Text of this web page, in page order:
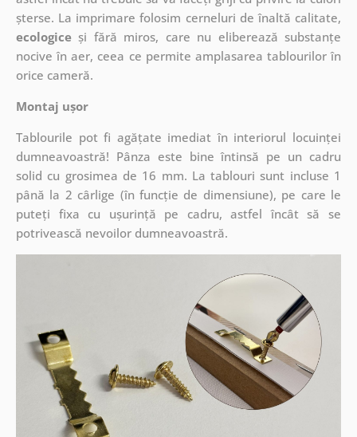
șterse. La imprimare folosim cerneluri de înaltă calitate,
ecologiceși fără miros, care nu eliberează substanțe
nocive în aer, ceea ce permite amplasarea tablourilor în
orice cameră.
Montaj ușor
Tablourile pot fi agățate imediat în interiorul locuinței
dumneavoastră! Pânza este bine întinsă pe un cadru
solid cu grosimea de 16 mm. La tablouri sunt incluse 1
până la 2 cârlige (în funcție de dimensiune), pe care le
puteți fixa cu ușurință pe cadru, astfel încât să se
potrivească nevoilor dumneavoastră.